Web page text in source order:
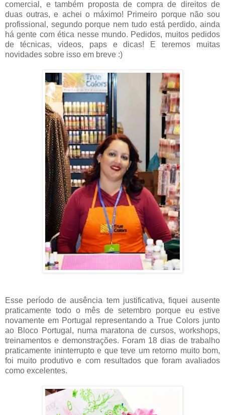
comercial, e também proposta de compra de direitos de
duas outras, e achei o máximo! Primeiro porque não sou
profissional, segundo porque nem tudo está perdido, ainda
há gente com ética nesse mundo. Pedidos, muitos pedidos
de técnicas, videos, paps e dicas! E teremos muitas
novidades sobre isso em breve :)
Esse período de ausência tem justificativa, fiquei ausente
praticamente todo o mês de setembro porque eu estive
novamente em Portugal representando a True Colors junto
ao Bloco Portugal, numa maratona de cursos, workshops,
treinamentos e demonstrações. Foram 18 dias de trabalho
praticamente ininterrupto e que teve um retorno muito bom,
foi muito produtivo e com resultados que foram avaliados
como excelentes.